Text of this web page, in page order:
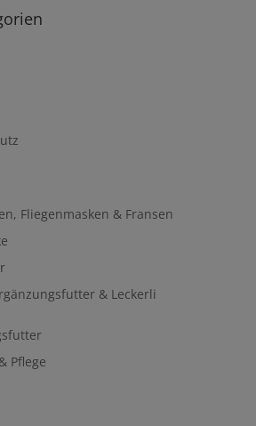
Fliegenmasken & Fransen
& Leckerli
Pflege